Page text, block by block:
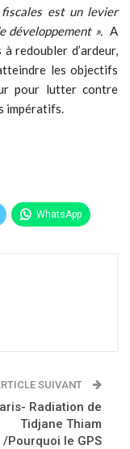
est un levier
développement ».A
redoubler d’ardeur,
les objectifs
pour lutter contre
impératifs.
WhatsApp
SUIVANT
Radiation de
Tidjane Thiam
/Pourquoi le GPS